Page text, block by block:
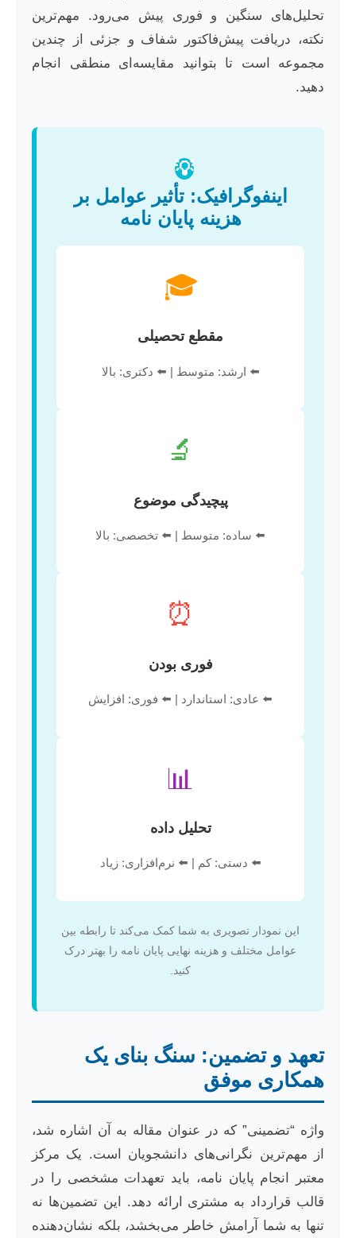
تحلیل‌های سنگین و فوری پیش می‌رود. مهم‌ترین
نکته، دریافت پیش‌فاکتور شفاف و جزئی از چندین
مجموعه است تا بتوانید مقایسه‌ای منطقی انجام
دهید.
💡
اینفوگرافیک: تأثیر عوامل بر
هزینه پایان نامه
🎓
مقطع تحصیلی
⬅️ ارشد: متوسط | ⬅️ دکتری: بالا
🔬
پیچیدگی موضوع
⬅️ ساده: متوسط | ⬅️ تخصصی: بالا
⏰
فوری بودن
⬅️ عادی: استاندارد | ⬅️ فوری: افزایش
📊
تحلیل داده
⬅️ دستی: کم | ⬅️ نرم‌افزاری: زیاد
این نمودار تصویری به شما کمک می‌کند تا رابطه بین
عوامل مختلف و هزینه نهایی پایان نامه را بهتر درک
کنید.
تعهد و تضمین: سنگ بنای یک
همکاری موفق
واژه “تضمینی” که در عنوان مقاله به آن اشاره شد،
از مهم‌ترین نگرانی‌های دانشجویان است. یک مرکز
معتبر انجام پایان نامه، باید تعهدات مشخصی را در
قالب قرارداد به مشتری ارائه دهد. این تضمین‌ها نه
تنها به شما آرامش خاطر می‌بخشد، بلکه نشان‌دهنده